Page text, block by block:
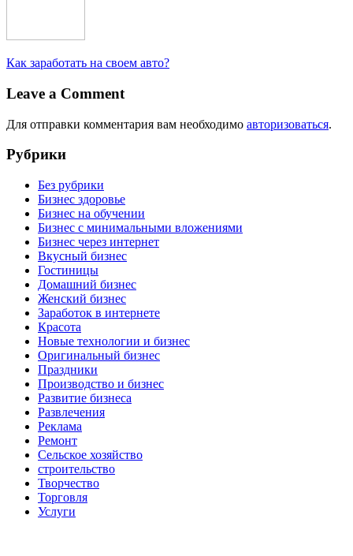
Как заработать на своем авто?
Leave a Comment
Для отправки комментария вам необходимо авторизоваться.
Рубрики
Без рубрики
Бизнес здоровье
Бизнес на обучении
Бизнес с минимальными вложениями
Бизнес через интернет
Вкусный бизнес
Гостиницы
Домашний бизнес
Женский бизнес
Заработок в интернете
Красота
Новые технологии и бизнес
Оригинальный бизнес
Праздники
Производство и бизнес
Развитие бизнеса
Развлечения
Реклама
Ремонт
Сельское хозяйство
строительство
Творчество
Торговля
Услуги